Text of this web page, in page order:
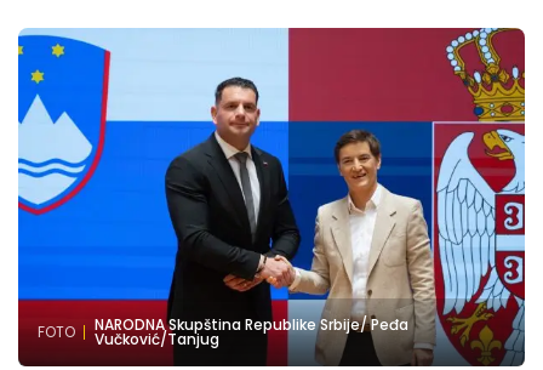
FOTO NARODNA Skupština Republike Srbije/ Peđa
Vučković/Tanjug